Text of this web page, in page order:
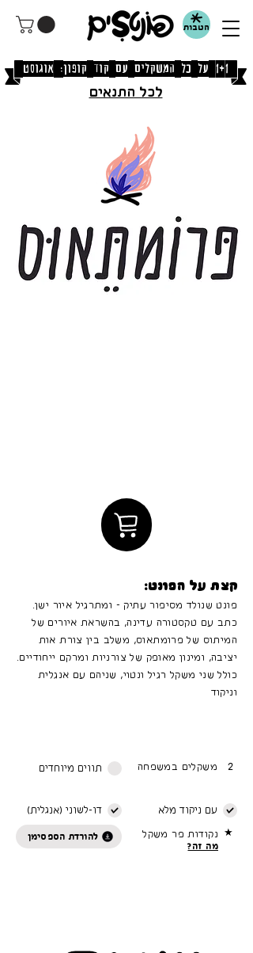
הטבות
[1+1 על כל המשקלים עם קוד קופון: אוגוסט] לכל התנאים
קצת על הפונט:
פונט שנולד מסיפור עתיק - ומתרגיל איור ישן.
כתב עם טקסטורה עדינה, בהשראת איורים של
המיתוס של פרומתאוס, משלב בין צורת אות
יציבה, ומינון מאופק של צורניות ומרקם ייחודיים.
כולל שני משקל רגיל ונטוי, שניהם עם אנגלית
וניקוד
משקלים במשפחה תווים מיוחדים 2
עם ניקוד מלא דו-לשוני (אנגלית)
להורדת הספסימן נקודות פר משקל
מה זה?
★